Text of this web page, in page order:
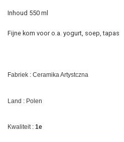
Inhoud 550 ml
Fijne kom voor o.a. yogurt, soep, tapas
Fabriek : Ceramika Artystczna
Land : Polen
Kwaliteit : 1e